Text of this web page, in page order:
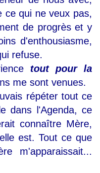
ce qui ne veux pas,
de progrès et y
d'enthousiasme,
refuse.
tout pour la
me sont venues.
répéter tout ce
dans l'Agenda, ce
connaître Mère,
est. Tout ce que
m'apparaissait...